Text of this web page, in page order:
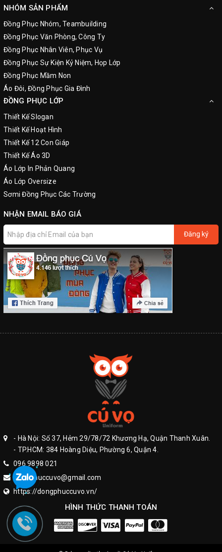
NHÓM SẢN PHẨM
Đồng Phục Nhóm, Teambuilding
Đồng Phục Văn Phòng, Công Ty
Đồng Phục Nhân Viên, Phục Vụ
Đồng Phục Sự Kiện Kỷ Niệm, Họp Lớp
Đồng Phục Mầm Non
Áo Đôi, Đồng Phục Gia Đình
ĐỒNG PHỤC LỚP
Thiết Kế Slogan
Thiết Kế Hoạt Hình
Thiết Kế 12 Con Giáp
Thiết Kế Áo 3D
Áo Lớp In Phản Quang
Áo Lớp Oversize
Sơmi Đồng Phục Các Trường
NHẬN EMAIL BÁO GIÁ
Đăng ký
- Hà Nội: Số 37, Hẻm 29/78/72 Khương Hạ, Quận Thanh Xuân.
- TP.HCM: 384 Hoàng Diệu, Phường 6, Quận 4.
096 9898 021
dongphuccuvo@gmail.com
https://dongphuccuvo.vn/
HÌNH THỨC THANH TOÁN